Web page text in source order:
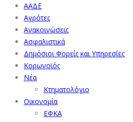
ΑΑΔΕ
Αγρότες
Ανακοινώσεις
Ασφαλιστικά
Δημόσιοι Φορείς και Υπηρεσίες
Κορωνοϊός
Νέα
Κτηματολόγιο
Οικονομία
ΕΦΚΑ